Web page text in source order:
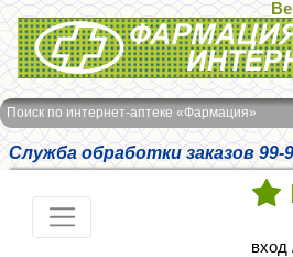
Интернет-аптека Фармация
Поиск по интернет-аптеке «Фармация»
Служба обработки заказов 99-
вход